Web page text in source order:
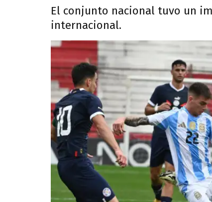
El conjunto nacional tuvo un
internacional.